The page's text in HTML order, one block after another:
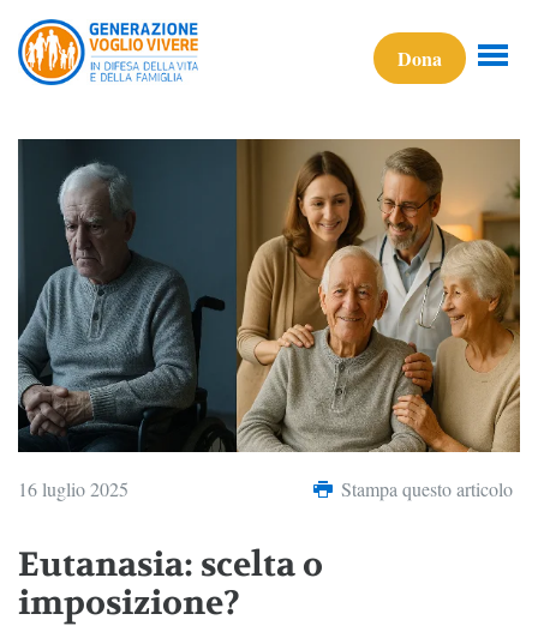
Dona
16 luglio 2025 Stampa questo articolo
Eutanasia: scelta o
imposizione?